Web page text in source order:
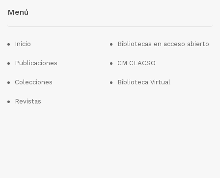
Menú
Inicio
Publicaciones
Colecciones
Revistas
Bibliotecas en acceso abierto
CM CLACSO
Biblioteca Virtual